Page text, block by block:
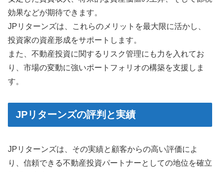
効果などが期待できます。
JPリターンズは、これらのメリットを最大限に活かし、
投資家の資産形成をサポートします。
また、不動産投資に関するリスク管理にも力を入れてお
り、市場の変動に強いポートフォリオの構築を支援しま
す。
JPリターンズの評判と実績
JPリターンズは、その実績と顧客からの高い評価によ
り、信頼できる不動産投資パートナーとしての地位を確立